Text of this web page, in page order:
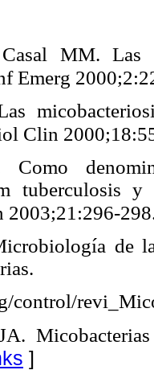
MM. Las
Emerg
Clin
tuberculosis
de
control/
]